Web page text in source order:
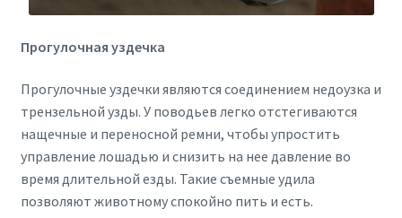
Прогулочная уздечка
Прогулочные уздечки являются соединением недоузка и
трензельной узды. У поводьев легко отстегиваются
нащечные и переносной ремни, чтобы упростить
управление лошадью и снизить на нее давление во
время длительной езды. Такие съемные удила
позволяют животному спокойно пить и есть.